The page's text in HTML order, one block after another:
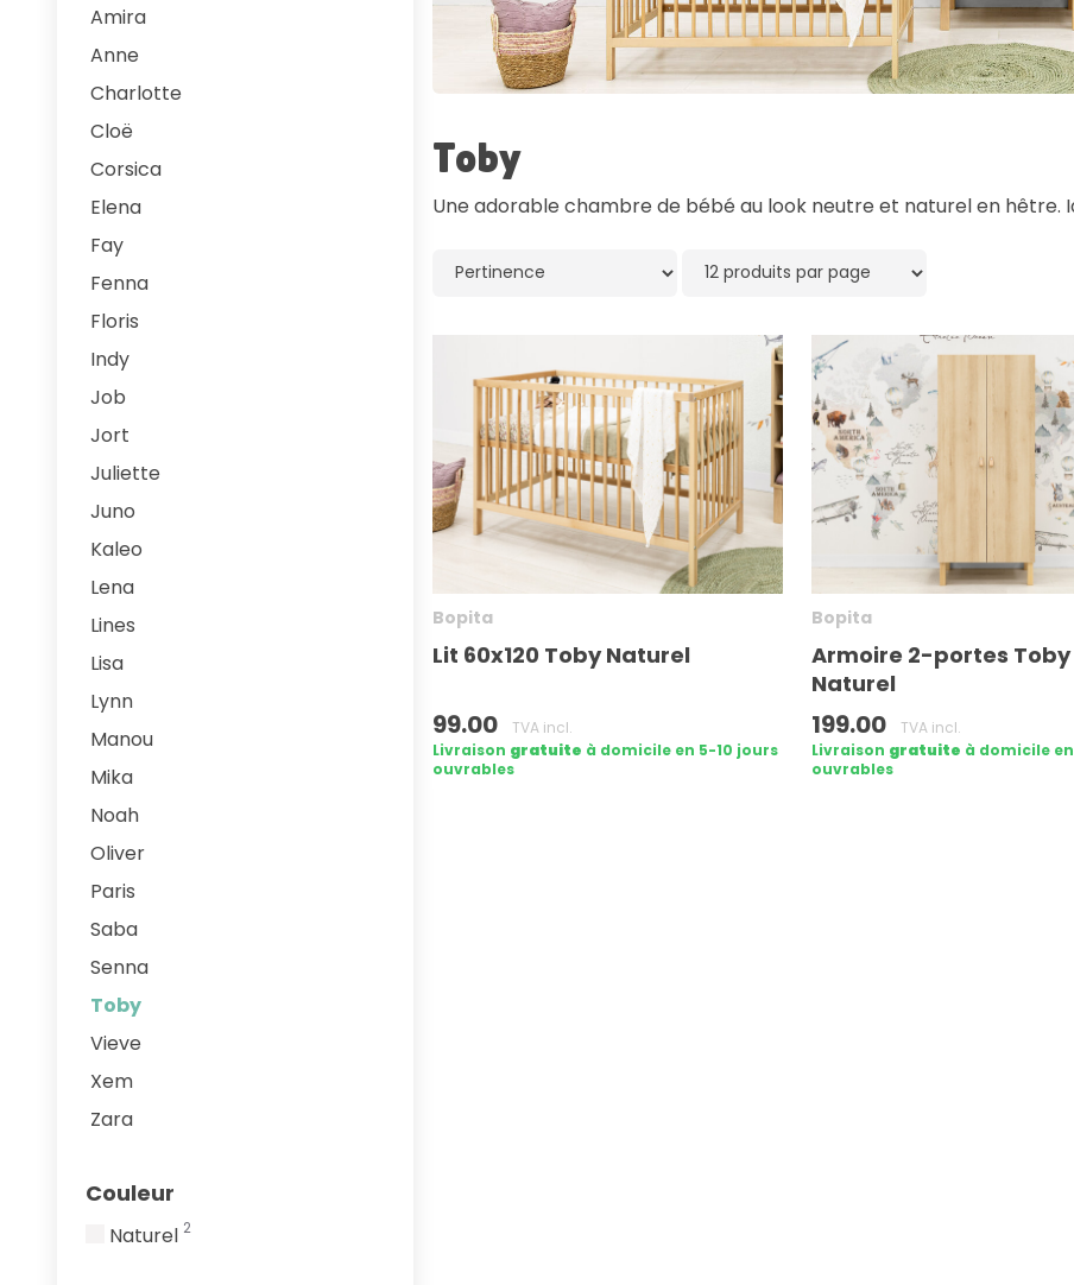
Amira
Anne
Charlotte
Cloë
Corsica
Elena
Fay
Fenna
Floris
Indy
Job
Jort
Juliette
Juno
Kaleo
Lena
Lines
Lisa
Lynn
Manou
Mika
Noah
Oliver
Paris
Saba
Senna
Toby
Vieve
Xem
Zara
Couleur
Naturel 2
Toby
Une adorable chambre de bébé au look neutre et naturel en hêtre.
Bopita
Lit 60x120 Toby Naturel
99.00
TVA incl.
Livraison gratuite à domicile en 5-10 jours
ouvrables
Bopita
Armoire 2-portes Toby
Naturel
199.00
TVA incl.
Livraison gratuite à domicile
ouvrables